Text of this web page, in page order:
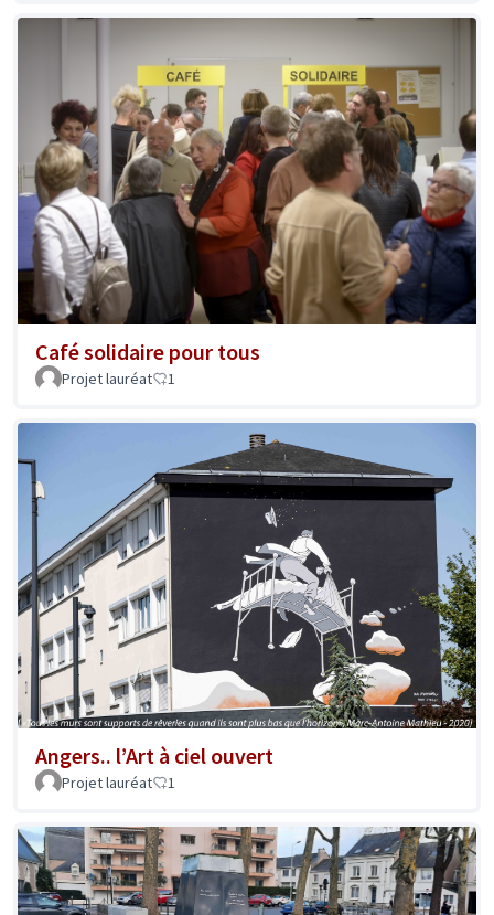
Café solidaire pour tous
Projet lauréat 1
Angers.. l’Art à ciel ouvert
Projet lauréat 1